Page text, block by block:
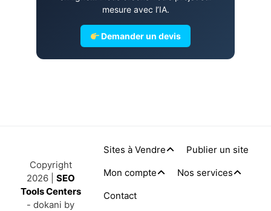
mesure avec l’IA.
Demander un devis
Copyright
2026 | SEO
Tools Centers
- dokani by
Sites à Vendre
Publier un site
Mon compte
Nos services
Contact